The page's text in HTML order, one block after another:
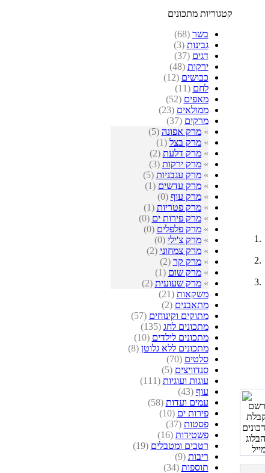
קטגוריות מתכונים
בשר (68)
גבינות (3)
דגים (37)
ירקות (48)
כבושים (12)
לחם (11)
מאפים (52)
ממולאים (23)
מרקים (37)
»מרק אפונה (5)
»מרק בצל (1)
»מרק דלעת (2)
»מרק ירקות (3)
»מרק עגבניות (5)
»מרק עדשים (1)
»מרק עוף (0)
»מרק פטריות (1)
»מרק פירות ים (0)
»מרק פלפלים (0)
»מרק צ'ילי (0)
»מרק צמחוני (2)
»מרק קר (2)
»מרק שום (1)
»מרק שעועית (2)
משקאות (21)
מתאבנים (2)
מתוקים וקינוחים (57)
מתכונים לחג (135)
מתכונים לילדים (10)
מתכונים ללא גלוטן (8)
סלטים (70)
סנדוויצים (5)
עוגות ועוגיות (111)
עוף (43)
עמים ועדות (58)
פירות ים (10)
פסטות (37)
פשטידות (16)
רטבים ומטבלים (19)
ריבות (9)
תוספות (34)